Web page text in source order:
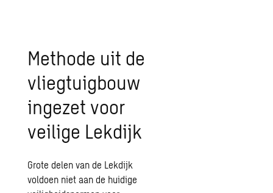
Methode uit de
vliegtuigbouw
ingezet voor
veilige Lekdijk
Grote delen van de Lekdijk
voldoen niet aan de huidige